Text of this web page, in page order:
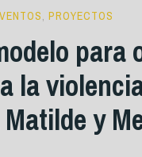
, PROYECTOS
para
y